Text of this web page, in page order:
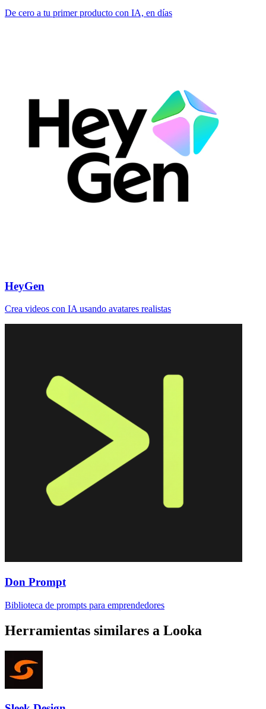
De cero a tu primer producto con IA, en días
HeyGen
Crea videos con IA usando avatares realistas
Don Prompt
Biblioteca de prompts para emprendedores
Herramientas similares a Looka